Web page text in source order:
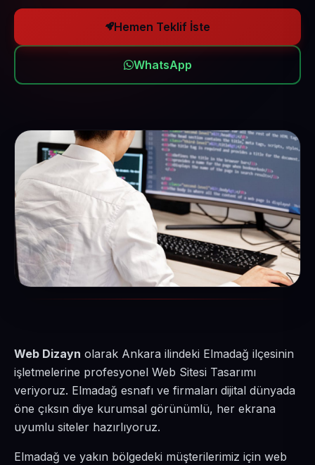
Hemen Teklif İste
WhatsApp
Web Dizayn olarak Ankara ilindeki Elmadağ ilçesinin
işletmelerine profesyonel Web Sitesi Tasarımı
veriyoruz. Elmadağ esnafı ve firmaları dijital dünyada
öne çıksın diye kurumsal görünümlü, her ekrana
uyumlu siteler hazırlıyoruz.
Elmadağ ve yakın bölgedeki müşterilerimiz için web